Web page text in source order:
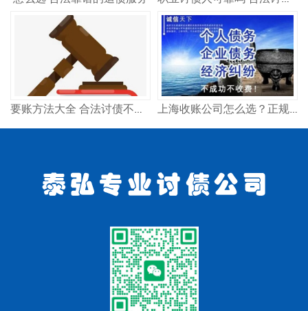
要账方法大全 合法讨债不违法 试试这几招 上海收账公司怎么选？正规高效追债方法分享